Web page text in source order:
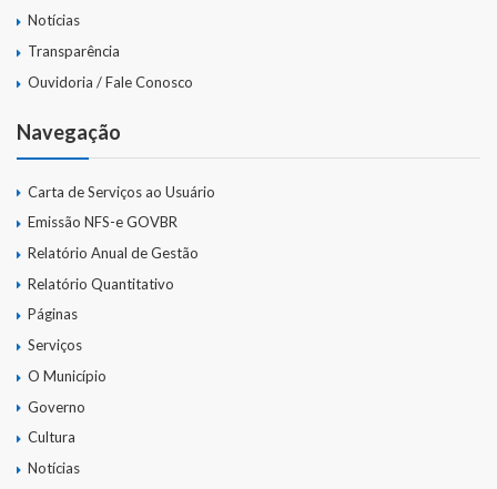
Notícias
Transparência
Ouvidoria / Fale Conosco
Navegação
Carta de Serviços ao Usuário
Emissão NFS-e GOVBR
Relatório Anual de Gestão
Relatório Quantitativo
Páginas
Serviços
O Município
Governo
Cultura
Notícias